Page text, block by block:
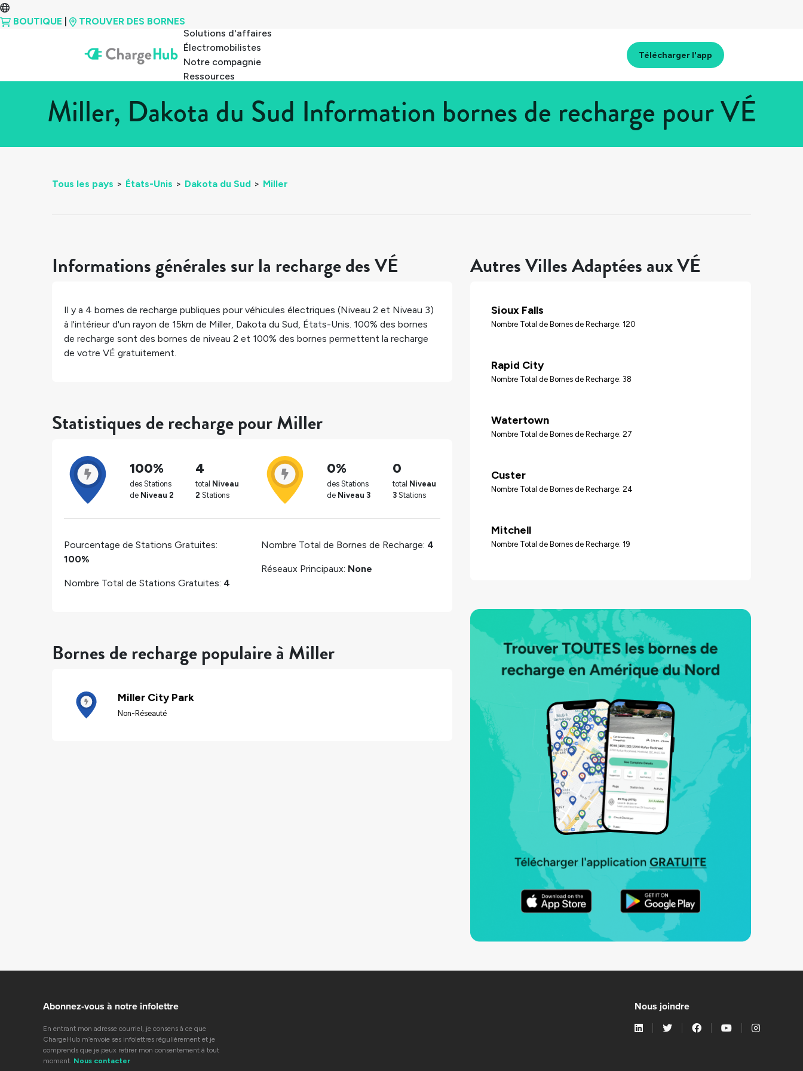
BOUTIQUE
TROUVER DES BORNES
Solutions d'affaires
Électromobilistes
Notre compagnie
Ressources
Télécharger l'app
Miller, Dakota du Sud Information bornes de recharge pour VÉ
Tous les pays > États-Unis > Dakota du Sud > Miller
Informations générales sur la recharge des VÉ
Il y a 4 bornes de recharge publiques pour véhicules électriques (Niveau 2 et Niveau 3)
à l'intérieur d'un rayon de 15km de Miller, Dakota du Sud, États-Unis. 100% des bornes
de recharge sont des bornes de niveau 2 et 100% des bornes permettent la recharge
de votre VÉ gratuitement.
Statistiques de recharge pour Miller
100%
des Stations
de Niveau 2
4
total Niveau
2 Stations
0%
des Stations
de Niveau 3
0
total Niveau
3 Stations
Pourcentage de Stations Gratuites:
100%
Nombre Total de Stations Gratuites: 4
Nombre Total de Bornes de Recharge: 4
Réseaux Principaux: None
Bornes de recharge populaire à Miller
Miller City Park
Non-Réseauté
Autres Villes Adaptées aux VÉ
Sioux Falls
Nombre Total de Bornes de Recharge: 120
Rapid City
Nombre Total de Bornes de Recharge: 38
Watertown
Nombre Total de Bornes de Recharge: 27
Custer
Nombre Total de Bornes de Recharge: 24
Mitchell
Nombre Total de Bornes de Recharge: 19
Abonnez-vous à notre infolettre
En entrant mon adresse courriel, je consens à ce que
ChargeHub m’envoie ses infolettres régulièrement et je
comprends que je peux retirer mon consentement à tout
moment. Nous contacter
Nous joindre